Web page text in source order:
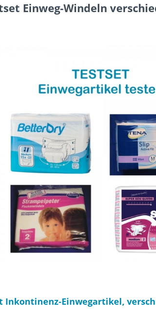
Einweg-Windeln
Inkontinenz-Einwegartikel,